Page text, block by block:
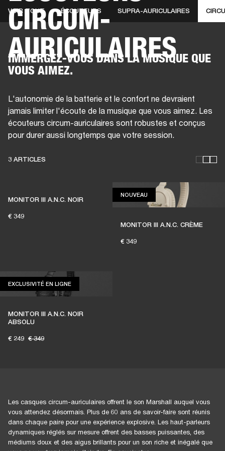
SOLUTIONS PROFESSIONNELLES
CASQUES BATTERIES VÊTEMENTS BACKSTAGEMARSHALL
CIRCUM-
AURICULAIRES
VOIR TOUT ÉCOUTEURS SUPRA-AURICULAIRES
IMMERGEZ-VOUS DANS LA MUSIQUE QUE
VOUS AIMEZ.
L'autonomie de la batterie et le confort ne devraient
jamais limiter l'écoute de la musique que vous aimez. Les
écouteurs circum-auriculaires sont robustes et conçus
pour durer aussi longtemps que votre session.
3 ARTICLES
MONITOR III A.N.C. NOIR
€ 349
NOUVEAU NOUVEAU
MONITOR III A.N.C. CRÈME
€ 349
DES ÉCOUTEURS POUR QUE
VIVE LA MUSIQUE LIVE
est reversé aux salles de concert
EXCLUSIVITÉ EN LIGNEEXCLUSIVITÉ EN LIGNE
MONITOR III A.N.C. NOIR
ABSOLU
€ 249 € 349
Les casques circum-auriculaires offrent le son Marshall auquel vous
vous attendez désormais. Plus de 60 ans de savoir-faire sont réunis
dans chaque paire pour une expérience explosive. Les haut-parleurs
dynamiques réglés sur mesure offrent des basses puissantes, des
médiums doux et des aigus brillants pour un son riche et inégalé que